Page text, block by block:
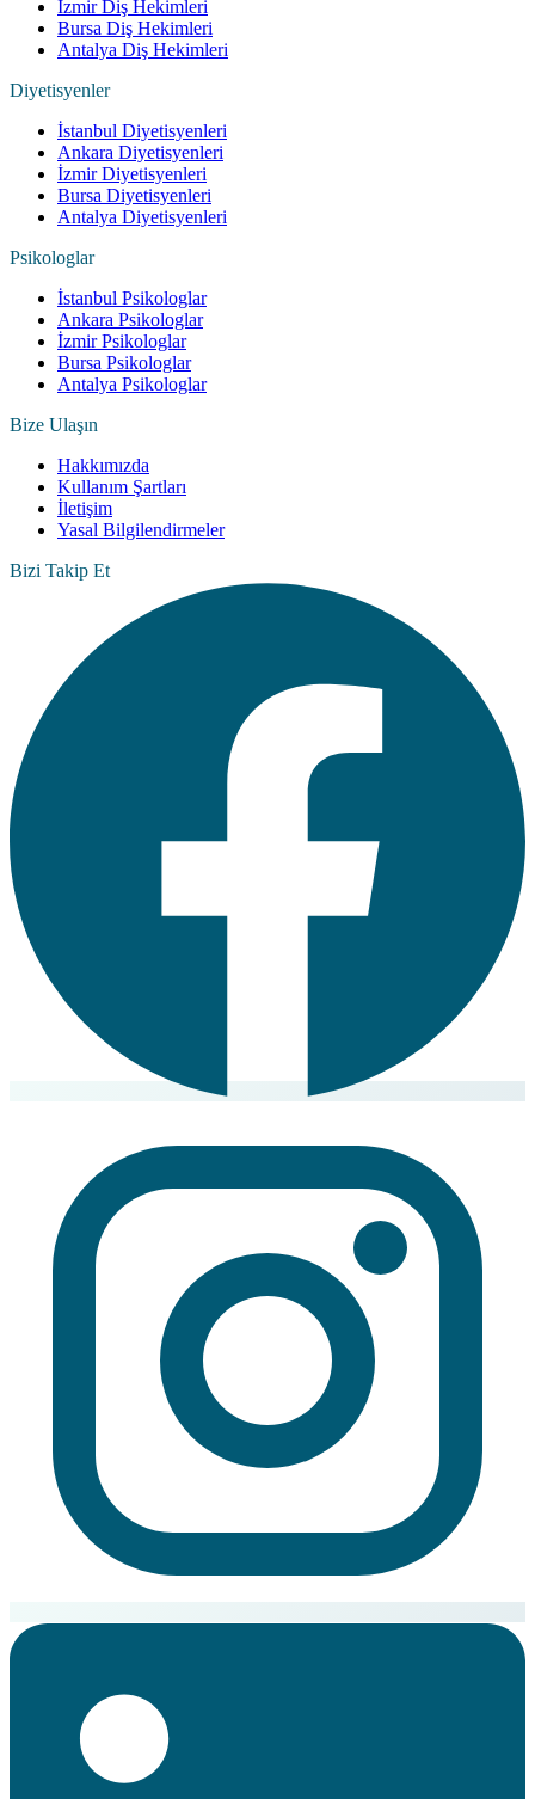
İzmir Diş Hekimleri
Bursa Diş Hekimleri
Antalya Diş Hekimleri
Diyetisyenler
İstanbul Diyetisyenleri
Ankara Diyetisyenleri
İzmir Diyetisyenleri
Bursa Diyetisyenleri
Antalya Diyetisyenleri
Psikologlar
İstanbul Psikologlar
Ankara Psikologlar
İzmir Psikologlar
Bursa Psikologlar
Antalya Psikologlar
Bize Ulaşın
Hakkımızda
Kullanım Şartları
İletişim
Yasal Bilgilendirmeler
Bizi Takip Et